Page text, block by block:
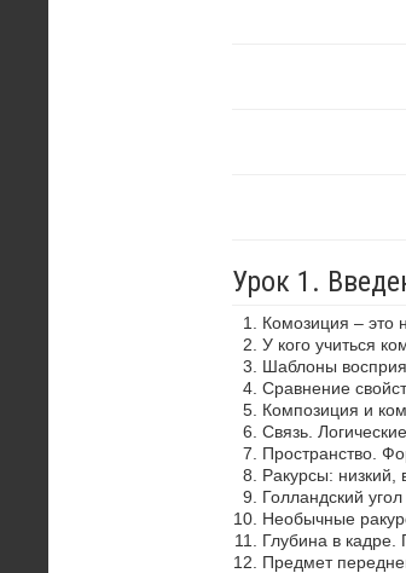
Урок 1.
Комозиция – это
У кого учиться
Шаблоны
Сравнение
Композиция и
Связь.
Пространство.
Ракурсы: низкий,
Голландский
Необычные
Глубина в кадре.
Предмет